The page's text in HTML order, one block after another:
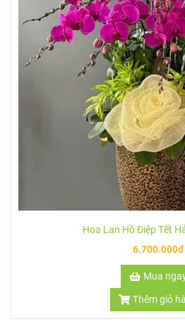
Hoa Lan Hồ Điệp Tết
7.800.000đ
Mua
Thêm giỏ